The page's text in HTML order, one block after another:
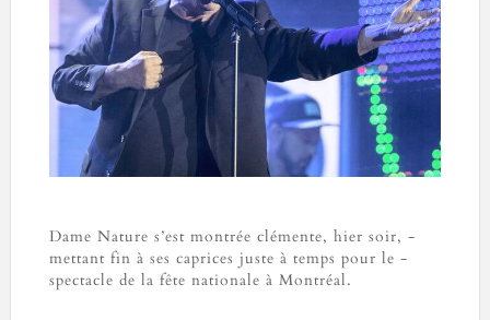
Dame Nature s’est montrée clémente, hier soir, ­
mettant fin à ses caprices juste à temps pour le ­
spectacle de la fête nationale à Montréal.